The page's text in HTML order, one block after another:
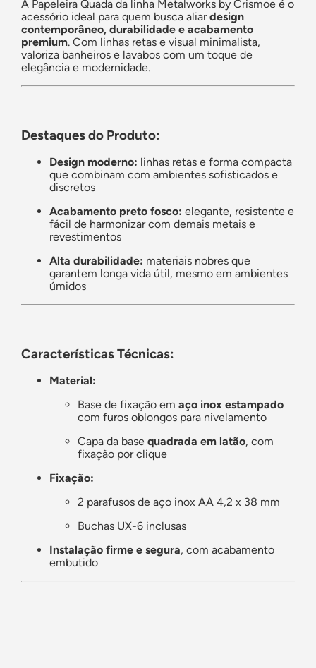
A Papeleira Quada da linha Metalworks by Crismoe é o
acessório ideal para quem busca aliardesign
contemporâneo, durabilidade e acabamento
premium. Com linhas retas e visual minimalista,
valoriza banheiros e lavabos com um toque de
elegância e modernidade.
Destaques do Produto:
Design moderno: linhas retas e forma compacta
que combinam com ambientes sofisticados e
discretos
Acabamento preto fosco: elegante, resistente e
fácil de harmonizar com demais metais e
revestimentos
Alta durabilidade: materiais nobres que
garantem longa vida útil, mesmo em ambientes
úmidos
Características Técnicas:
Material:
Base de fixação em aço inox estampado
com furos oblongos para nivelamento
Capa da base quadrada em latão, com
fixação por clique
Fixação:
2 parafusos de aço inox AA 4,2 x 38 mm
Buchas UX-6 inclusas
Instalação firme e segura, com acabamento
embutido